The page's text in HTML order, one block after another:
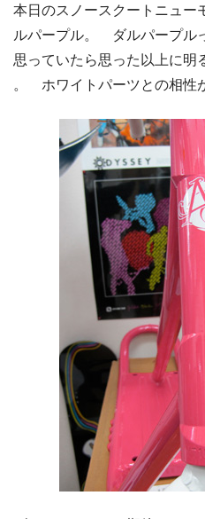
本日のスノースクートニュー
ルパープル。 ダルパープル
思っていたら思った以上に明
。 ホワイトパーツとの相性